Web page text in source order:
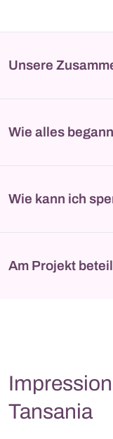
Unsere
Wie alles
Wie kann ich
Am Projekt
Tansania